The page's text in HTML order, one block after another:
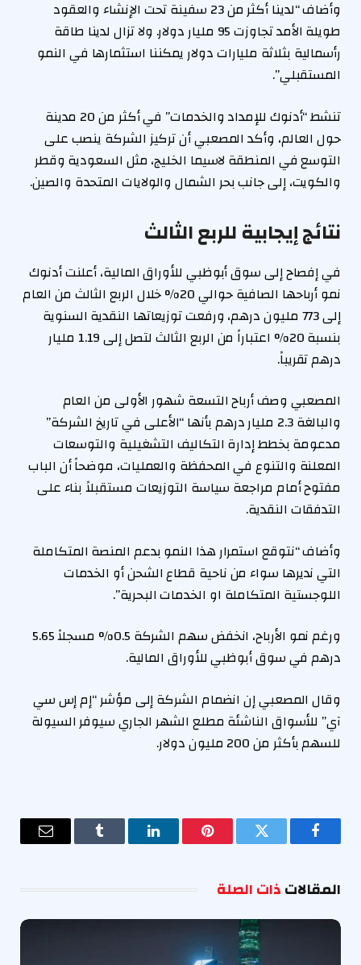
وأضاف “لدينا أكثر من 23 سفينة تحت الإنشاء والعقود
طويلة الأمد تجاوزت 95 مليار دولار. ولا تزال لدينا طاقة
رأسمالية بثلاثة مليارات دولار يمكننا استثمارها في النمو
المستقبلي”.
تنشط “أدنوك للإمداد والخدمات” في أكثر من 20 مدينة
حول العالم، وأكد المصعبي أن تركيز الشركة ينصب على
التوسع في المنطقة لاسيما الخليج، مثل السعودية وقطر
والكويت، إلى جانب بحر الشمال والولايات المتحدة والصين.
نتائج إيجابية للربع الثالث
في إفصاح إلى سوق أبوظبي للأوراق المالية، أعلنت أدنوك
نمو أرباحها الصافية حوالي 20% خلال الربع الثالث من العام
إلى 773 مليون درهم، ورفعت توزيعاتها النقدية السنوية
بنسبة 20% اعتباراً من الربع الثالث لتصل إلى 1.19 مليار
درهم تقريباً.
المصعبي وصف أرباح التسعة شهور الأولى من العام
والبالغة 2.3 مليار درهم بأنها “الأعلى في تاريخ الشركة”
مدعومة بخطط إدارة التكاليف التشغيلية والتوسعات
المعلنة والتنوع في المحفظة والعمليات، موضحاً أن الباب
مفتوح أمام مراجعة سياسة التوزيعات مستقبلاً بناء على
التدفقات النقدية.
وأضاف “نتوقع استمرار هذا النمو بدعم المنصة المتكاملة
التي نديرها سواء من ناحية قطاع الشحن أو الخدمات
اللوجستية المتكاملة او الخدمات البحرية”.
ورغم نمو الأرباح، انخفض سهم الشركة 0.5% مسجلاً 5.65
درهم في سوق أبوظبي للأوراق المالية.
وقال المصعبي إن انضمام الشركة إلى مؤشر “إم إس سي
آي” للأسواق الناشئة مطلع الشهر الجاري سيوفر السيولة
للسهم بأكثر من 200 مليون دولار.
فيسبوك تويتر بينتيريستلينكدإن Tumblr
البريد
المقالاتذات الصلة